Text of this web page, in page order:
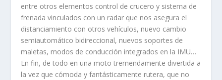
entre otros elementos control de crucero y sistema de
frenada vinculados con un radar que nos asegura el
distanciamiento con otros vehículos, nuevo cambio
semiautomático bidireccional, nuevos soportes de
maletas, modos de conducción integrados en la IMU…
En fin, de todo en una moto tremendamente divertida a
la vez que cómoda y fantásticamente rutera, que no